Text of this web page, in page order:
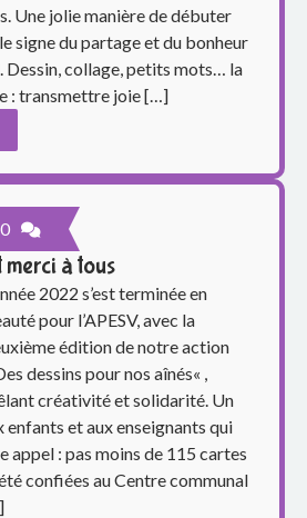
Une jolie manière de débuter
le signe du partage et du bonheur
Dessin, collage, petits mots… la
: transmettre joie […]
0
à tous
2022 s’est terminée en
pour l’APESV, avec la
édition de notre action
dessins pour nos aînés« ,
créativité et solidarité. Un
enfants et aux enseignants qui
appel : pas moins de 115 cartes
confiées au Centre communal